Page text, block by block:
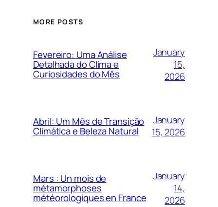
MORE POSTS
Fevereiro: Uma Análise
Detalhada do Clima e
Curiosidades do Mês
January
15,
2026
Abril: Um Mês de Transição
Climática e Beleza Natural
January
15, 2026
Mars : Un mois de
métamorphoses
météorologiques en France
January
14,
2026